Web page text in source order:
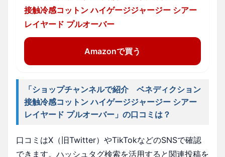
接触冷感コットン ハイゲージジャージー シアー
レイヤード プルオーバー
Amazonで買う
「ショップチャンネルで紹介 ベネディクション
接触冷感コットン ハイゲージジャージー シアー
レイヤード プルオーバー」の口コミは？
口コミはX（旧Twitter）やTikTokなどのSNSで確認
できます。ハッシュタグ検索を活用すると関連投稿を